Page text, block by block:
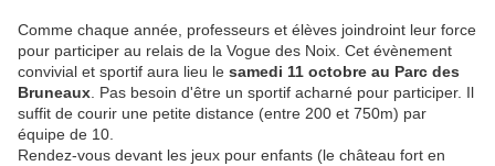
Comme chaque année, professeurs et élèves joindroint leur force
pour participer au relais de la Vogue des Noix. Cet évènement
convivial et sportif aura lieu le samedi 11 octobre au Parc des
Bruneaux . Pas besoin d'être un sportif acharné pour participer. Il
suffit de courir une petite distance (entre 200 et 750m) par
équipe de 10.
Rendez-vous devant les jeux pour enfants (le château fort en